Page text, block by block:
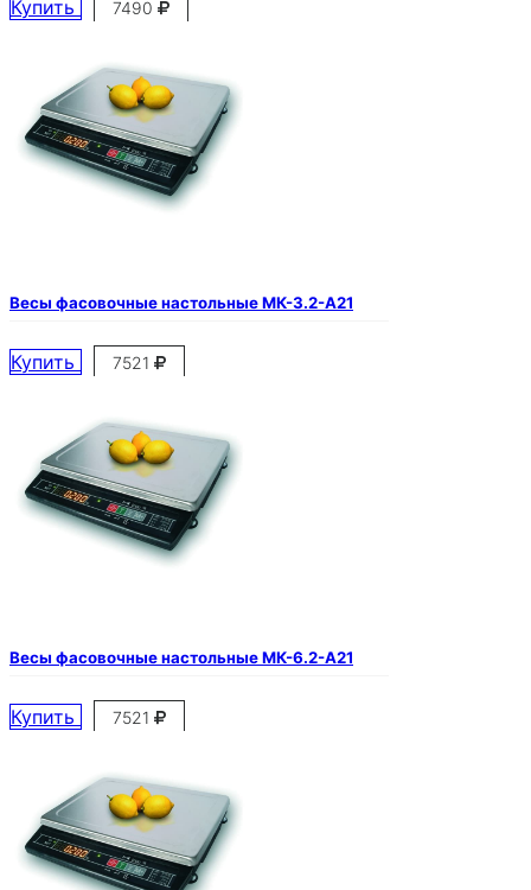
Купить 7490
Весы фасовочные настольные МК-3.2-А21
Купить 7521
Весы фасовочные настольные МК-6.2-А21
Купить 7521